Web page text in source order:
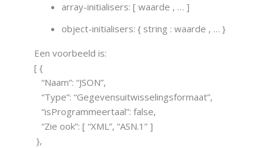
array-initialisers: [ waarde , … ]
object-initialisers: { string : waarde , … }
Een voorbeeld is:
[ {
“Naam”: “JSON”,
“Type”: “Gegevensuitwisselingsformaat”,
“isProgrammeertaal”: false,
“Zie ook”: [ “XML”, “ASN.1” ]
},